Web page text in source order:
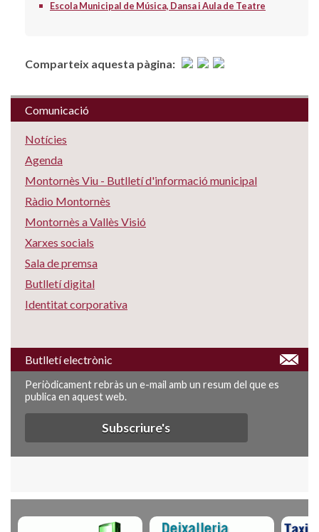
Escola Municipal de Música, Dansa i Aula de Teatre
Comparteix aquesta pàgina:
Comunicació
Notícies
Agenda
Montornès Viu - Butlletí d'informació municipal
Ràdio Montornès
Montornès a Vallès Visió
Xarxes socials
Sala de premsa
Butlletí digital
Identitat corporativa
Butlletí electrònic
Periòdicament rebràs un e-mail amb un resum del que es
publica en aquest web.
Subscriure's